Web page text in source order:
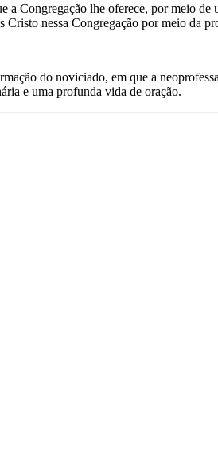
Congregação lhe oferece, por meio
nessa Congregação por meio da
do noviciado, em que a
e uma profunda vida de oração.